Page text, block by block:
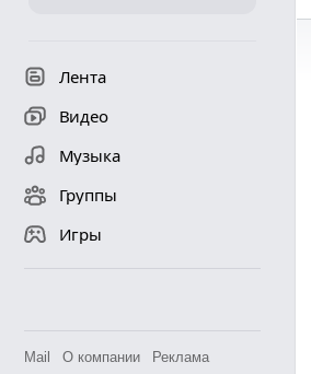
Лента
Видео
Музыка
Группы
Игры
Mail О компании
Реклама